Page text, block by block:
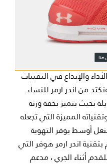
والإبداع في التقنيات
حذاء هوفر سونيك 2 كونكتد من اندر ارمر للنساء.
بحيث يتميز بخفة وزنه
المميزة التي تجعله
أوسط يوفر التهوية
اندر ارمر هوفر التي
أثناء الجري ، مدعم